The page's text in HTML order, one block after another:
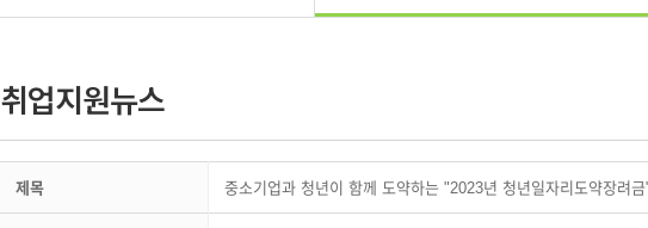
취업지원뉴스
제목 중소기업과 청년이 함께 도약하는 "2023년 청년일자리도약장려금